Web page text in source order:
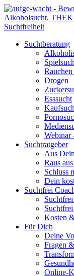
Suchtberatung
Drogen
Esssucht
Webinar
Suchtratgeber
Aus
Raus
Schluss
Dein
Suchtfrei
Kosten
Für Dich
Deine
Fragen
Online-